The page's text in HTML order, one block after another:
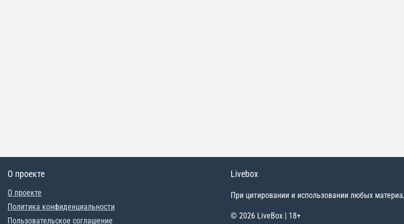
О проекте
О проекте
Политика конфиденциальности
Пользовательское соглашение
Livebox
При цитировании и использовании любых
© 2026 LiveBox | 18+